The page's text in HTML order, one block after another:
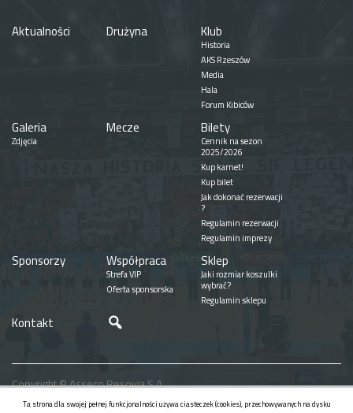
Aktualności Drużyna Klub
Historia
AKS Rzeszów
Media
Hala
Forum Kibiców
Galeria
Zdjęcia
Mecze Bilety
Cennik na sezon
2025/2026
Kup karnet!
Kup bilet
Jak dokonać rezerwacji
?
Regulamin rezerwacji
Regulamin imprezy
Sponsorzy Współpraca
Strefa VIP
Oferta sponsorska
Sklep
Jaki rozmiar koszulki
wybrać?
Regulamin sklepu
Kontakt
Copyright © Asseco Resovia S.A.
Realizacja
Ta strona dla swojej pełnej funkcjonalności używa ciasteczek (cookies), przechowywanych na dysku